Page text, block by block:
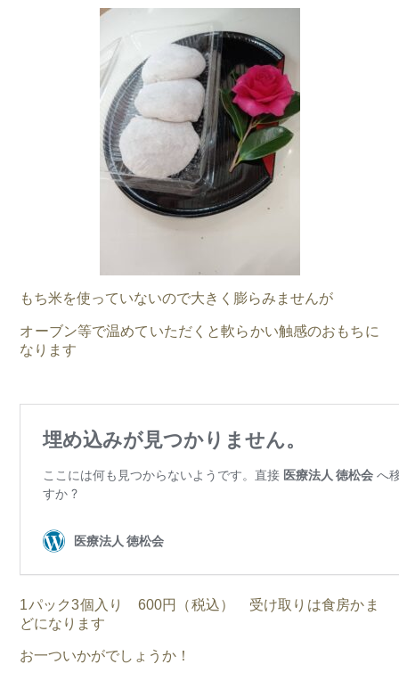
もち米を使っていないので大きく膨らみませんが
オーブン等で温めていただくと軟らかい触感のおもちに
なります
1パック3個入り 600円（税込） 受け取りは食房かま
どになります
お一ついかがでしょうか！